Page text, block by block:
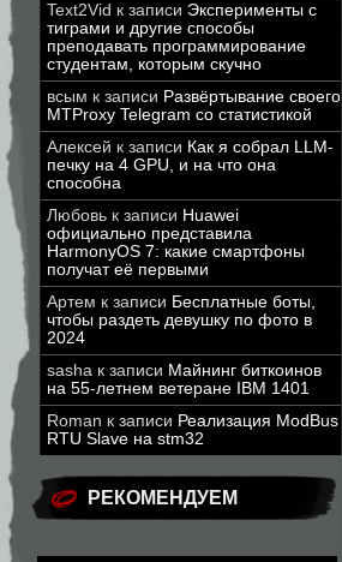
Text2Vid к записи Эксперименты с
тиграми и другие способы
преподавать программирование
студентам, которым скучно
всым к записи Развёртывание своего
MTProxy Telegram со статистикой
Алексей к записи Как я собрал LLM-
печку на 4 GPU, и на что она
способна
Любовь к записи Huawei
официально представила
HarmonyOS 7: какие смартфоны
получат её первыми
Артем к записи Бесплатные боты,
чтобы раздеть девушку по фото в
2024
sasha к записи Майнинг биткоинов
на 55-летнем ветеране IBM 1401
Roman к записи Реализация ModBus
RTU Slave на stm32
РЕКОМЕНДУЕМ